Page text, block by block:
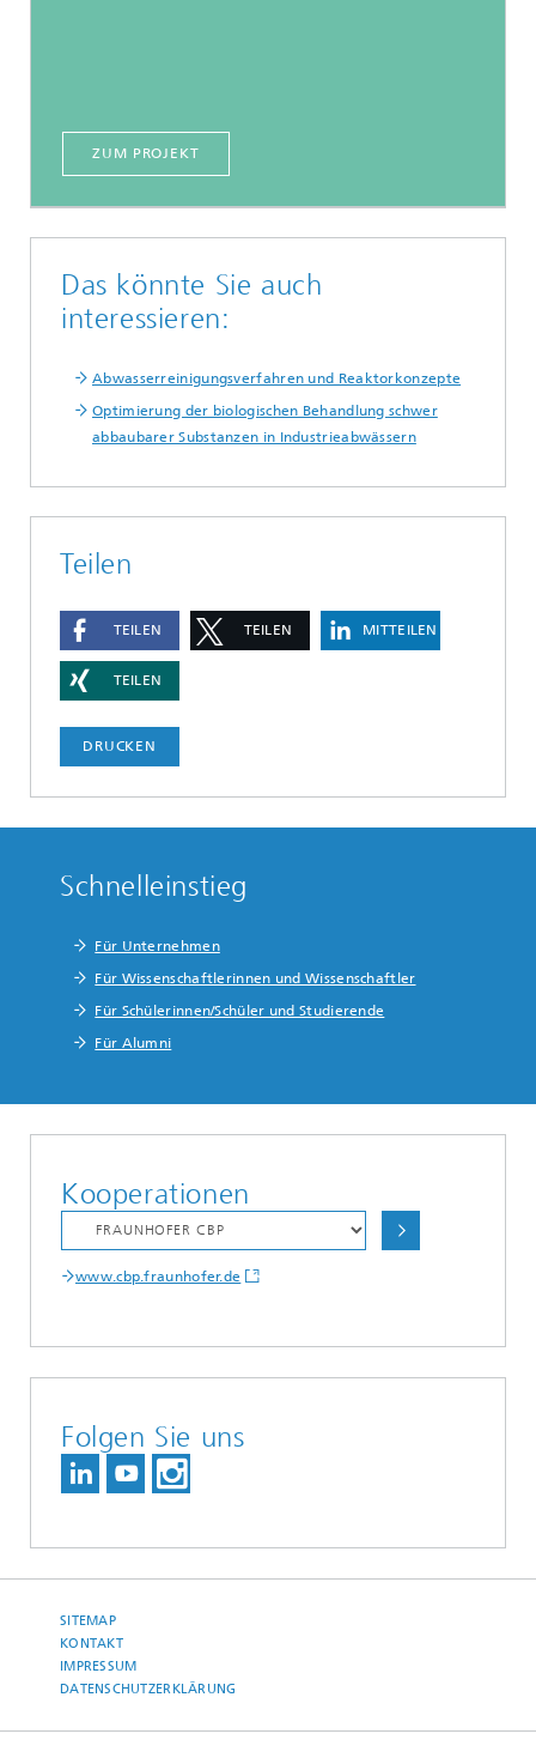
ZUM PROJEKT
Das könnte Sie auch
interessieren:
Abwasserreinigungsverfahren und Reaktorkonzepte
Optimierung der biologischen Behandlung schwer
abbaubarer Substanzen in Industrieabwässern
Teilen
TEILEN TEILEN MITTEILEN
TEILEN
DRUCKEN
Schnelleinstieg
Für Unternehmen
Für Wissenschaftlerinnen und Wissenschaftler
Für Schülerinnen/Schüler und Studierende
Für Alumni
Kooperationen
www.cbp.fraunhofer.de
Folgen Sie uns
SITEMAP
KONTAKT
IMPRESSUM
DATENSCHUTZERKLÄRUNG